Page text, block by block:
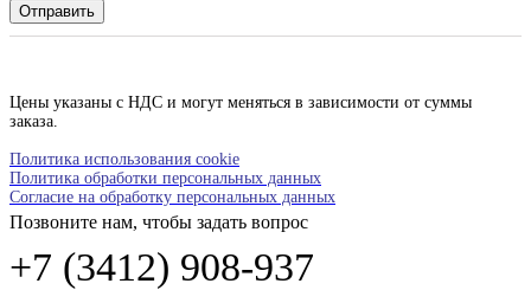
Отправить
Цены указаны с НДС и могут меняться в зависимости от суммы
заказа.
Политика использования cookie
Политика обработки персональных данных
Согласие на обработку персональных данных
Позвоните нам, чтобы задать вопрос
+7 (3412) 908-937